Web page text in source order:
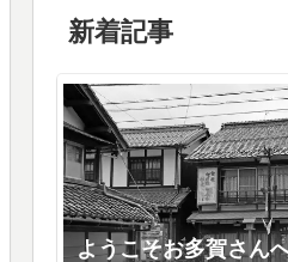
新着記事
ようこそお多賀さん